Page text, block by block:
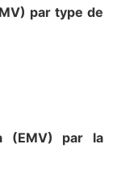
par type de
(EMV) par la